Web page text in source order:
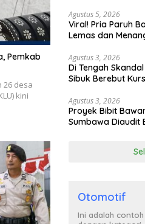
Pemkab
26 desa
kini
Agustus 5, 2026
Viral! Pria Paruh
Lemas dan
Agustus 3, 2026
Di Tengah
Sibuk Berebut
Agustus 3, 2026
Proyek Bibit
Sumbawa Diaudit
Otomotif
Ini adalah